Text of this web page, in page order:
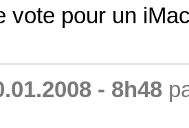
vote pour un
- 8h48